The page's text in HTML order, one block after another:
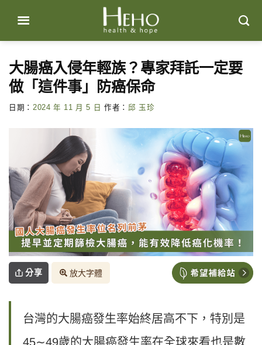
content
大腸癌入侵年輕族？專家拜託一定要
做「這件事」防癌保命
日期： 2024 年 11 月 5 日 作者： 邱 玉珍
分享 放大字體
台灣的大腸癌發生率始終居高不下，特別是
45∼49歲的大腸癌發生率在全球來看也是數